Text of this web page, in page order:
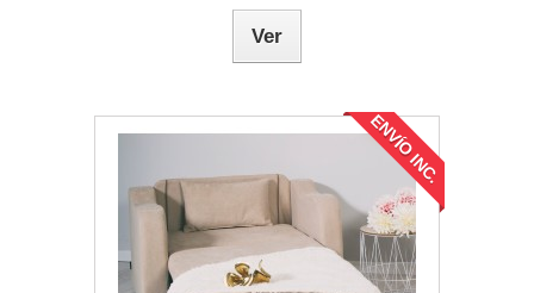
Ver
ENVÍO INC.